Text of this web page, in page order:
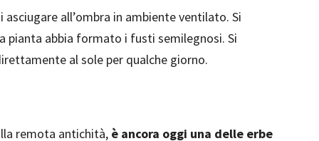
all’ombra in ambiente ventilato. Si
pianta abbia formato i fusti semilegnosi. Si
al sole per qualche giorno.
remota antichità, è ancora oggi una delle erbe